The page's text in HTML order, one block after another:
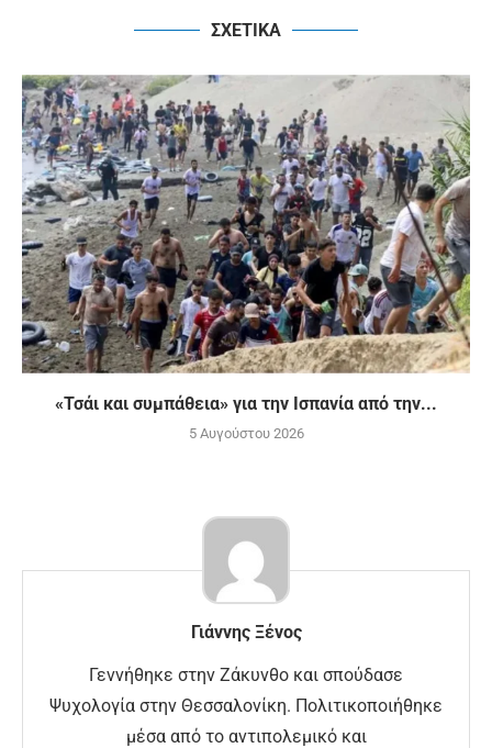
ΣΧΕΤΙΚΑ
«Τσάι και συμπάθεια» για την Ισπανία από την...
5 Αυγούστου 2026
Γιάννης Ξένος
Γεννήθηκε στην Ζάκυνθο και σπούδασε
Ψυχολογία στην Θεσσαλονίκη. Πολιτικοποιήθηκε
μέσα από το αντιπολεμικό και